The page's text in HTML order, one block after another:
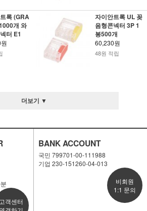
록 (GRA
개 와
터 E1
자이안트록 UL 꽂
음형콘넥터 3P 1
봉500개
60,230원
48원 적립
더보기 ▼
고객센터
BANK ACCOUNT
국민 799701-00-111988
기업 230-151260-04-013
비회원
1:1 문의